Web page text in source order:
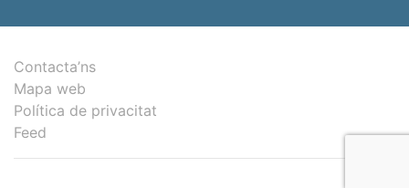
Contacta’ns
Mapa web
Política de privacitat
Feed